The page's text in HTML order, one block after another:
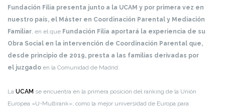
Fundación Filia presenta junto a la UCAM y por primera vez en
nuestro país, el Máster en Coordinación Parental y Mediación
Familiar, en el que Fundación Filia aportará la experiencia de su
Obra Social en la intervención de Coordinación Parental que,
desde principio de 2019, presta a las familias derivadas por
el juzgado en la Comunidad de Madrid.
La UCAM se encuentra en la primera posición del ranking de la Unión
Europea «U-Multirank», como la mejor universidad de Europa para